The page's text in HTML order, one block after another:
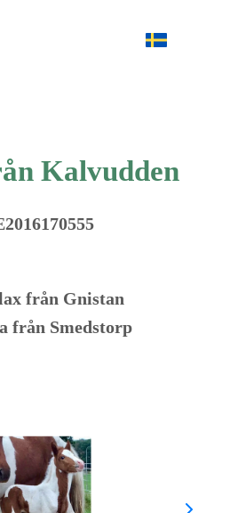
Kalvudden
från Gnistan
från Smedstorp